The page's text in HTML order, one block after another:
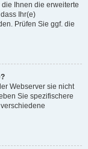
Ihnen die erweiterte
Ihr(e)
Prüfen Sie ggf. die
Webserver sie nicht
Sie spezifischere